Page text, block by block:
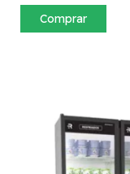
Comprar